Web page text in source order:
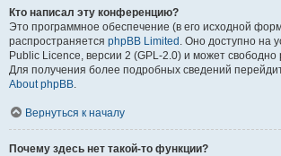
Кто написал эту конференцию?
Это программное обеспечение (в его исходной
распространяется phpBB Limited . Оно доступно на
Public Licence, версии 2 (GPL-2.0) и может свободно
Для получения более подробных сведений
About phpBB.
Вернуться к началу
Почему здесь нет такой-то функции?